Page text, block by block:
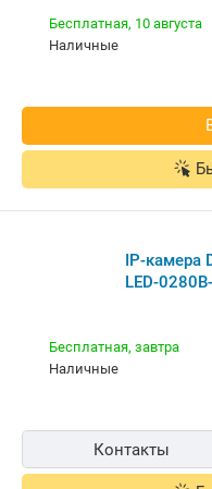
IP-камера Dahua DH-
Бесплатная, 10 августа
наличные